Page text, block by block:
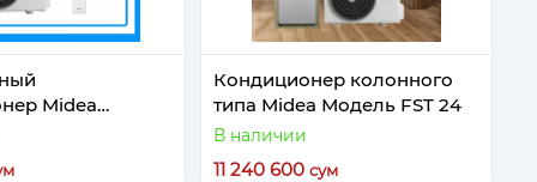
Midea
9 Inverter
Кондиционер колонного
типа Midea Модель FST 24
В наличии
11 240 600 сум